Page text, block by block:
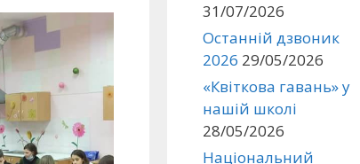
31/07/2026
Останній дзвоник
2026 29/05/2026
«Квіткова гавань» у
нашій школі
28/05/2026
Національний